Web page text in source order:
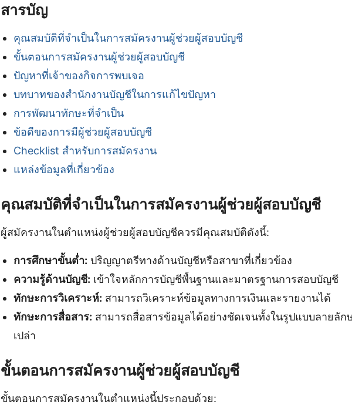
สารบัญ
คุณสมบัติที่จำเป็นในการสมัครงานผู้ช่วยผู้สอบบัญชี
ขั้นตอนการสมัครงานผู้ช่วยผู้สอบบัญชี
ปัญหาที่เจ้าของกิจการพบเจอ
บทบาทของสำนักงานบัญชีในการแก้ไขปัญหา
การพัฒนาทักษะที่จำเป็น
ข้อดีของการมีผู้ช่วยผู้สอบบัญชี
Checklist สำหรับการสมัครงาน
แหล่งข้อมูลที่เกี่ยวข้อง
คุณสมบัติที่จำเป็นในการสมัครงานผู้ช่วยผู้สอบบัญชี
ผู้สมัครงานในตำแหน่งผู้ช่วยผู้สอบบัญชีควรมีคุณสมบัติดังนี้:
การศึกษาขั้นต่ำ: ปริญญาตรีทางด้านบัญชีหรือสาขาที่เกี่ยวข้อง
ความรู้ด้านบัญชี: เข้าใจหลักการบัญชีพื้นฐานและมาตรฐานการสอบบัญชี
ทักษะการวิเคราะห์: สามารถวิเคราะห์ข้อมูลทางการเงินและรายงานได้
ทักษะการสื่อสาร: สามารถสื่อสารข้อมูลได้อย่างชัดเจนทั้งในรูปแบบลายลั
เปล่า
ขั้นตอนการสมัครงานผู้ช่วยผู้สอบบัญชี
ขั้นตอนการสมัครงานในตำแหน่งนี้ประกอบด้วย: